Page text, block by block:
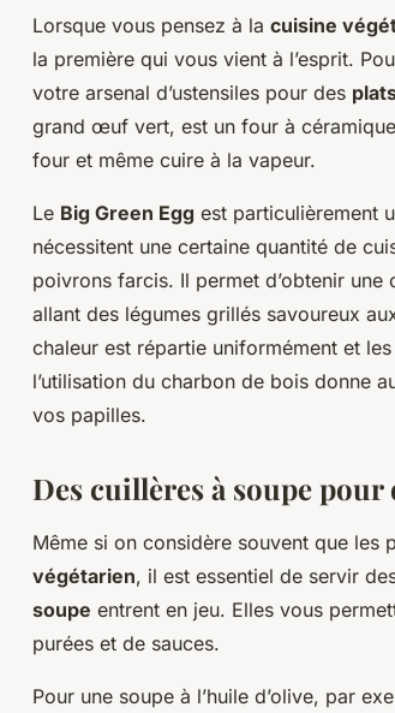
Lorsque vous pensez à la cuisine
la première qui vous vient à l’esprit.
votre arsenal d’ustensiles pour des
grand œuf vert, est un four à
four et même cuire à la vapeur.
Le Big Green Egg est particulièrement
nécessitent une certaine quantité de
poivrons farcis. Il permet d’obtenir
allant des légumes grillés savoureux
chaleur est répartie uniformément et
l’utilisation du charbon de bois donne
vos papilles.
Des cuillères à soupe
Même si on considère souvent que les
végétarien, il est essentiel de servir
soupe entrent en jeu. Elles vous
purées et de sauces.
Pour une soupe à l’huile d’olive, par